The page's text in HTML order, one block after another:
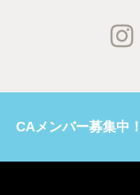
CAメンバー募集中！